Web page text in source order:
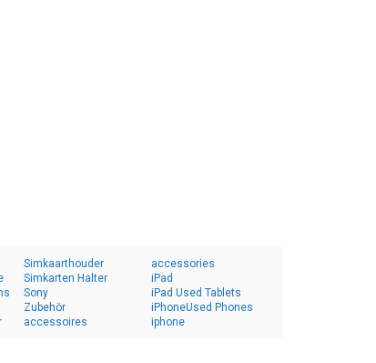
Simkaarthouder
Simkarten Halter
Sony
Zubehör
accessoires
accessories
iPad
iPad Used Tablets
iPhoneUsed Phones
iphone